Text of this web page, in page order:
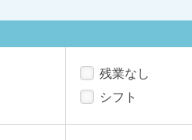
残業なし
シフト